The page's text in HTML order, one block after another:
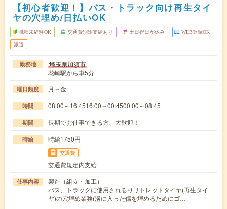
【初心者歓迎！】バス・トラック向け再生タイ
ヤの穴埋め/日払いOK
職種未経験OK 交通費別途支給あり 土日祝日が休み WEB登録OK
派遣
勤務地 埼玉県加須市
花崎駅から車5分
曜日頻度 月～金
時間 08:00～16:4516:00～00:4500:00～08:45
期間 長期でお仕事できる方、大歓迎！
時給 時給1750円
交通費
交通費規定内支給
仕事内容
製造（組立・加工）
バス、トラックに使用されるりリトレットタイヤ(再生タイ
ヤ)の穴埋め業務(溝に入った傷を埋めるためにゴ…